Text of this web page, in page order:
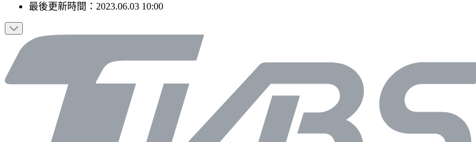
最後更新時間： 2023.06.03 10:00